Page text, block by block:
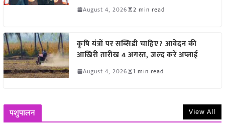
August 4, 2026 2 min read
कृषि यंत्रों पर सब्सिडी चाहिए? आवेदन की
आखिरी तारीख 4 अगस्त, जल्द करें अप्लाई
August 4, 2026 1 min read
पशुपालन View All